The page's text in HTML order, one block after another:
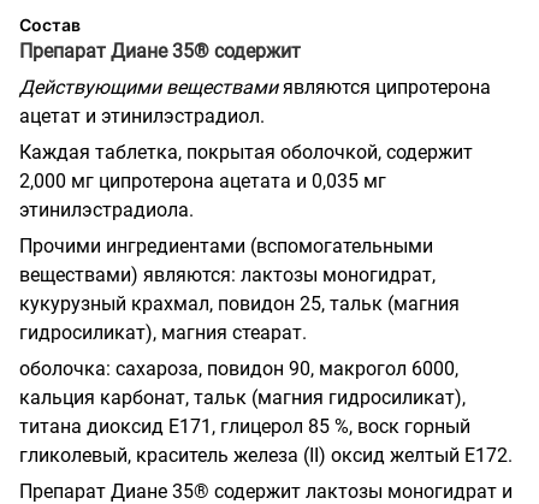
Состав
Препарат Диане 35® содержит
Действующими веществамиявляются ципротерона
ацетат и этинилэстрадиол.
Каждая таблетка, покрытая оболочкой, содержит
2,000 мг ципротерона ацетата и 0,035 мг
этинилэстрадиола.
Прочими ингредиентами (вспомогательными
веществами) являются: лактозы моногидрат,
кукурузный крахмал, повидон 25, тальк (магния
гидросиликат), магния стеарат.
оболочка: сахароза, повидон 90, макрогол 6000,
кальция карбонат, тальк (магния гидросиликат),
титана диоксид Е171, глицерол 85 %, воск горный
гликолевый, краситель железа (II) оксид желтый Е172.
Препарат Диане 35® содержит лактозы моногидрат и